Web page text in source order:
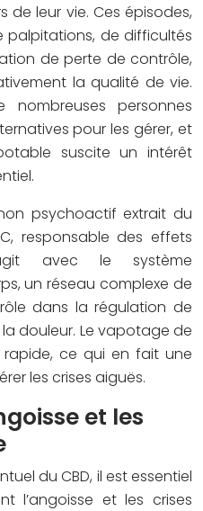
leur vie. Ces épisodes,
de difficultés
de perte de contrôle,
la qualité de vie.
personnes
pour les gérer, et
suscite un intérêt
psychoactif extrait du
responsable des effets
avec le système
un réseau complexe de
dans la régulation de
douleur. Le vapotage de
ce qui en fait une
les crises aiguës.
et les
du CBD, il est essentiel
l’angoisse et les crises